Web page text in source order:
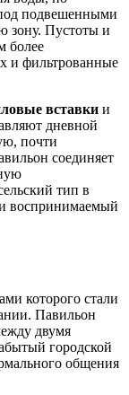
подвешенными
зону. Пустоты и
более
и фильтрованные
вставки и
дневной
почти
соединяет
тип в
воспринимаемый
которого стали
Павильон
двумя
городской
общения